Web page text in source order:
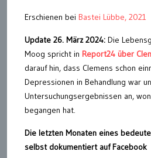
Erschienen bei Bastei Lübbe, 2021
Update 26. März 2024: Die
Moog spricht in Report24 über
darauf hin, dass Clemens schon
Depressionen in Behandlung war
Untersuchungsergebnissen an,
begangen hat.
Die letzten Monaten eines
selbst dokumentiert auf Facebook